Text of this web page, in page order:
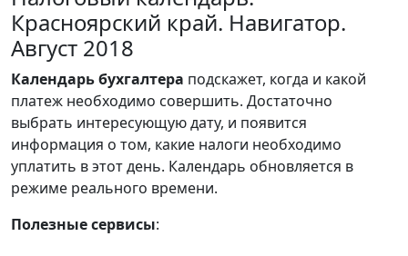
Красноярский край. Навигатор.
Август 2018
Календарьбухгалтера подскажет, когда и какой
платеж необходимо совершить. Достаточно
выбрать интересующую дату, и появится
информация о том, какие налоги необходимо
уплатить в этот день. Календарь обновляется в
режиме реального времени.
Полезные сервисы: